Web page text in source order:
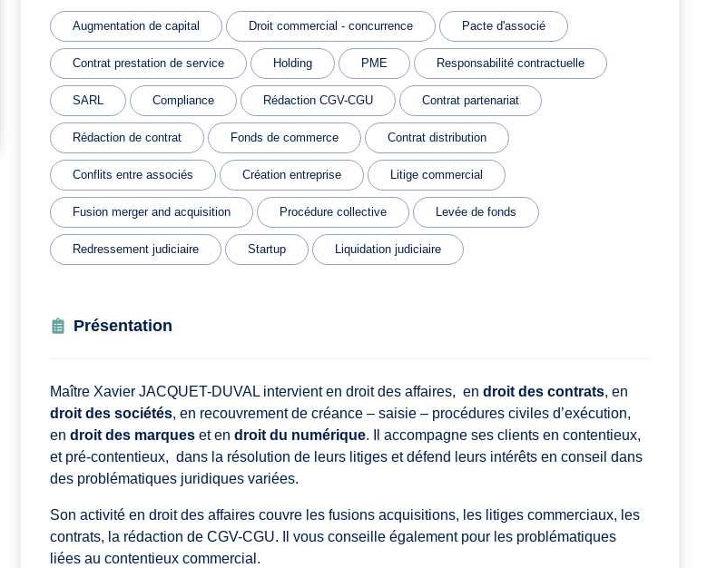
Augmentation de capital Droit commercial - concurrence Pacte d'associé
Contrat prestation de service Holding PME Responsabilité contractuelle
SARL Compliance Rédaction CGV-CGU Contrat partenariat
Rédaction de contrat Fonds de commerce Contrat distribution
Conflits entre associés Création entreprise Litige commercial
Fusion merger and acquisition Procédure collective Levée de fonds
Redressement judiciaire Startup Liquidation judiciaire
Présentation
Maître Xavier JACQUET-DUVAL intervient en droit des affaires, en droit des contrats, en
droit des sociétés, en recouvrement de créance – saisie – procédures civiles d’exécution,
en droit des marques et en droit du numérique. Il accompagne ses clients en contentieux,
et pré-contentieux, dans la résolution de leurs litiges et défend leurs intérêts en conseil dans
des problématiques juridiques variées.
Son activité en droit des affaires couvre les fusions acquisitions, les litiges commerciaux, les
contrats, la rédaction de CGV-CGU. Il vous conseille également pour les problématiques
liées au contentieux commercial.